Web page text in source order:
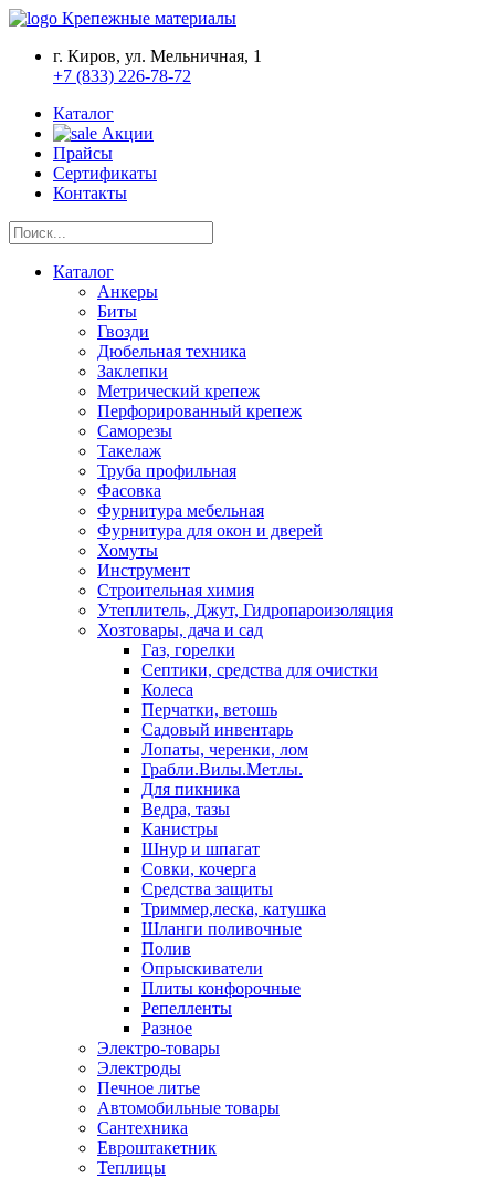
Крепежные материалы
г. Киров, ул. Мельничная, 1
+7 (833) 226-78-72
Каталог
Акции
Прайсы
Сертификаты
Контакты
Каталог
Анкеры
Биты
Гвозди
Дюбельная техника
Заклепки
Метрический крепеж
Перфорированный крепеж
Саморезы
Такелаж
Труба профильная
Фасовка
Фурнитура мебельная
Фурнитура для окон и дверей
Хомуты
Инструмент
Строительная химия
Утеплитель, Джут, Гидропароизоляция
Хозтовары, дача и сад
Газ, горелки
Септики, средства для очистки
Колеса
Перчатки, ветошь
Садовый инвентарь
Лопаты, черенки, лом
Грабли.Вилы.Метлы.
Для пикника
Ведра, тазы
Канистры
Шнур и шпагат
Совки, кочерга
Средства защиты
Триммер,леска, катушка
Шланги поливочные
Полив
Опрыскиватели
Плиты конфорочные
Репелленты
Разное
Электро-товары
Электроды
Печное литье
Автомобильные товары
Сантехника
Евроштакетник
Теплицы